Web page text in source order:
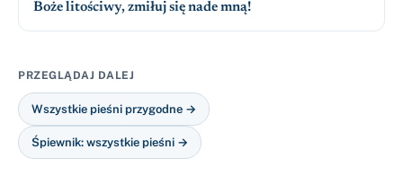
Boże litościwy, zmiłuj się nade mną!
PRZEGLĄDAJ DALEJ
Wszystkie pieśni przygodne →
Śpiewnik: wszystkie pieśni →